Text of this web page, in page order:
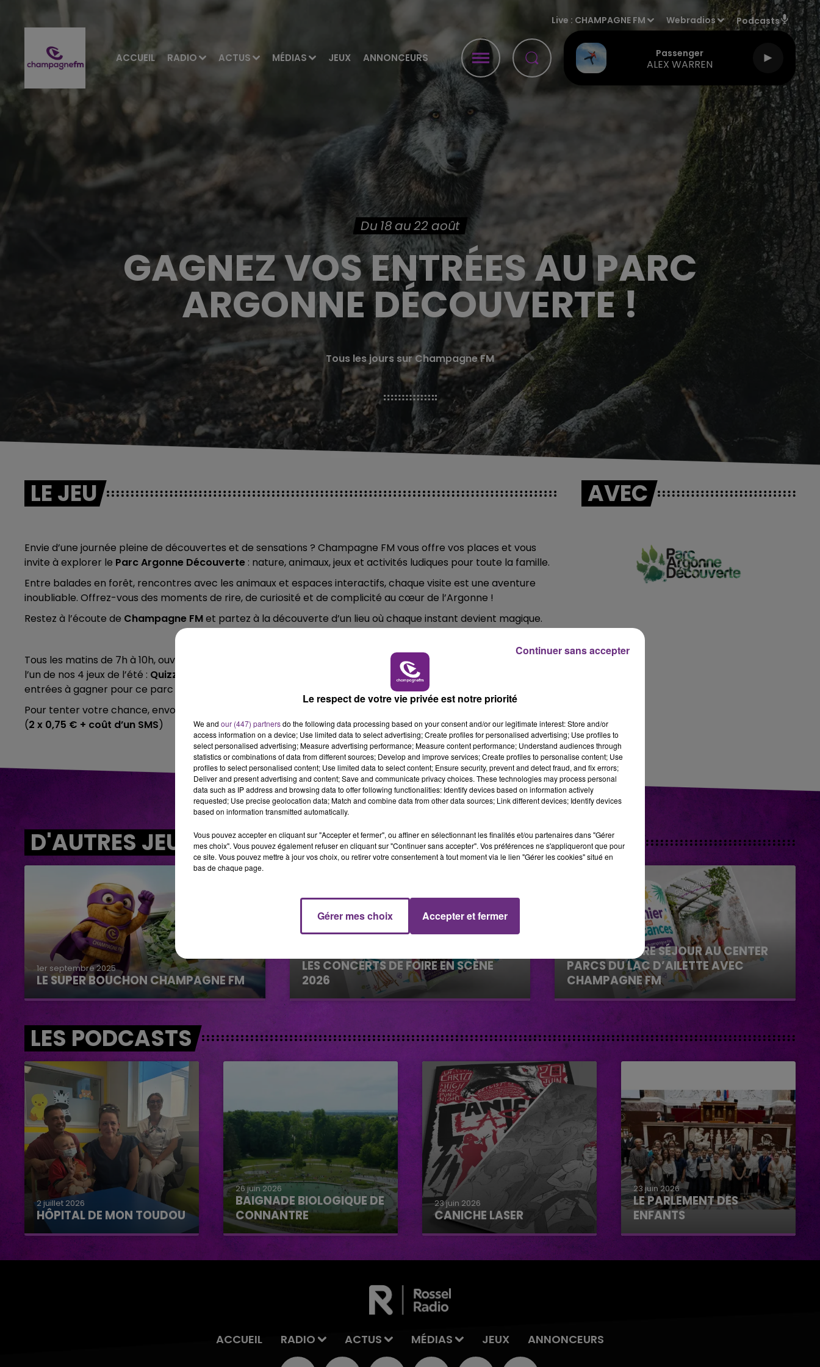
ACCUEIL RADIO ACTUS MÉDIAS JEUX ANNONCEURS
Live : CHAMPAGNE FM Webradios Podcasts
Passenger
ALEX WARREN
10h00 - 14h00
LE TICKET DE CAISSE
14h00 - 15h00
LA RADIO POP
15h00 - 19h00
LE CLUB CHAMPAGNE FM
Du 18 au 22 août
GAGNEZ VOS ENTRÉES AU PARC
ARGONNE DÉCOUVERTE !
Tous les jours sur Champagne FM
LE JEU
Envie d’une journée pleine de découvertes et de sensations ? Champagne FM vous offre vos places et vous
invite à explorer le Parc Argonne Découverte : nature, animaux, jeux et activités ludiques pour toute la famille.
Entre balades en forêt, rencontres avec les animaux et espaces interactifs, chaque visite est une aventure
inoubliable. Offrez-vous des moments de rire, de curiosité et de complicité au cœur de l’Argonne !
Restez à l’écoute de Champagne FMet partez à la découverte d’un lieu où chaque instant devient magique.
Tous les matins de 7h à 10h, ouvrez une page du Cahier de Vacances Champagne FM
l’un de nos 4 jeux de l’été : Quizz Star, Quizz Musical, Karaoké ou "Devine le Titre". Fous rires garantis… et des
entrées à gagner pour ce parc unique !
Pour tenter votre chance, envoyez
(2 x 0,75 € + coût d’un SMS)
AVEC
D'AUTRES JEUX
1er septembre 2025
LE SUPER BOUCHON CHAMPAGNE FM
LES CONCERTS DE FOIRE EN SCÈNE
2026
GAGNEZ VOTRE SÉJOUR AU CENTER
PARCS DU LAC D’AILETTE AVEC
CHAMPAGNE FM
LES PODCASTS
2 juillet 2026
HÔPITAL DE MON TOUDOU
Hôpital de mon Toudou
26 juin 2026
BAIGNADE BIOLOGIQUE DE
CONNANTRE
Baignade biologique de
Connantre
23 juin 2026
CANICHE LASER
Caniche Laser
23 juin 2026
LE PARLEMENT DES
ENFANTS
Le parlement des enfants
ACCUEIL RADIO ACTUS MÉDIAS JEUX ANNONCEURS
Le respect de votre vie privée est notre priorité
We and our (447) partnersdo the following data processing based on your consent and/or our legitimate interest: Store and/or
access information on a device; Use limited data to select advertising; Create profiles for personalised advertising; Use profiles to
select personalised advertising; Measure advertising performance; Measure content performance; Understand audiences through
statistics or combinations of data from different sources; Develop and improve services; Create profiles to personalise content; Use
profiles to select personalised content; Use limited data to select content; Ensure security, prevent and detect fraud, and fix errors;
Deliver and present advertising and content; Save and communicate privacy choices. These technologies may process personal
data such as IP address and browsing data to offer following functionalities: Identify devices based on information actively
requested; Use precise geolocation data; Match and combine data from other data sources; Link different devices; Identify devices
based on information transmitted automatically.
Vous pouvez accepter en cliquant sur "Accepter et fermer", ou affiner en sélectionnant les finalités et/ou partenaires dans "Gérer
mes choix". Vous pouvez également refuser en cliquant sur "Continuer sans accepter". Vos préférences ne s'appliqueront que pour
ce site. Vous pouvez mettre à jour vos choix, ou retirer votre consentement à tout moment via le lien "Gérer les cookies" situé en
bas de chaque page.
Gérer mes choix Accepter et fermer
Continuer sans accepter